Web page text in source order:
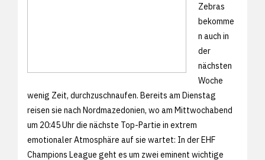
Zebras
bekomme
n auch in
der
nächsten
Woche
wenig Zeit, durchzuschnaufen. Bereits am Dienstag
reisen sie nach Nordmazedonien, wo am Mittwochabend
um 20:45 Uhr die nächste Top-Partie in extrem
emotionaler Atmosphäre auf sie wartet: In der EHF
Champions League geht es um zwei eminent wichtige